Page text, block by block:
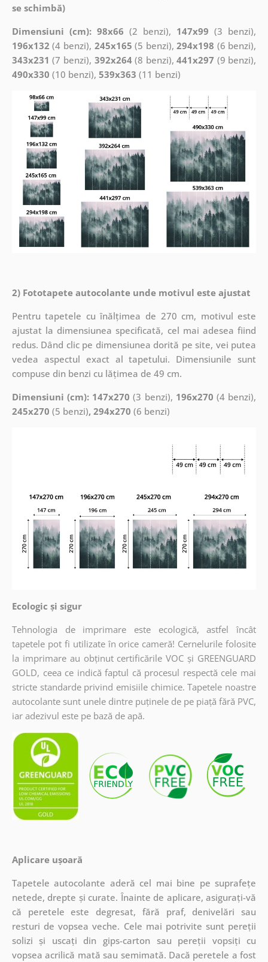
se schimbă)
Dimensiuni (cm): 98x66 (2 benzi), 147x99 (3 benzi),
196x132 (4 benzi), 245x165 (5 benzi),294x198 (6 benzi),
343x231 (7 benzi), 392x264(8 benzi),441x297 (9 benzi),
490x330 (10 benzi), 539x363 (11 benzi)
2) Fototapete autocolante unde motivul este ajustat
Pentru tapetele cu înălțimea de 270 cm, motivul este
ajustat la dimensiunea specificată, cel mai adesea fiind
redus. Dând clic pe dimensiunea dorită pe site, vei putea
vedea aspectul exact al tapetului. Dimensiunile sunt
compuse din benzi cu lățimea de 49 cm.
Dimensiuni (cm): 147x270 (3 benzi), 196x270 (4 benzi),
245x270 (5 benzi), 294x270 (6 benzi)
Ecologic și sigur
Tehnologia de imprimare este ecologică, astfel încât
tapetele pot fi utilizate în orice cameră! Cernelurile folosite
la imprimare au obținut certificările VOC și GREENGUARD
GOLD, ceea ce indică faptul că procesul respectă cele mai
stricte standarde privind emisiile chimice. Tapetele noastre
autocolante sunt unele dintre puținele de pe piață fără PVC,
iar adezivul este pe bază de apă.
Aplicare ușoară
Tapetele autocolante aderă cel mai bine pe suprafețe
netede, drepte și curate. Înainte de aplicare, asigurați-vă
că peretele este degresat, fără praf, denivelări sau
resturi de vopsea veche. Cele mai potrivite sunt pereții
solizi și uscați din gips-carton sau pereții vopsiți cu
vopsea acrilică mată sau semimată. Dacă peretele a fost